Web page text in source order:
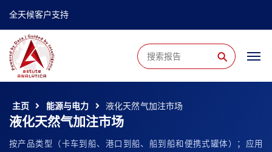
全天候客户支持
⚲
主页 能源与电力 液化天然气加注市场
液化天然气加注市场
按产品类型（卡车到船、港口到船、船到船和便携式罐体）；应用